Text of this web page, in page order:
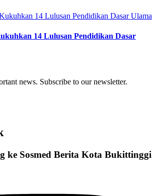
14 Lulusan Pendidikan Dasar
news. Subscribe to our newsletter.
ke Sosmed Berita Kota Bukittinggi